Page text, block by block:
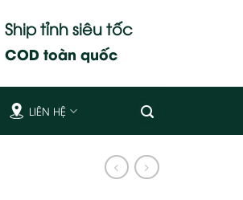
Ship tỉnh siêu tốc
COD toàn quốc
LIÊN HỆ